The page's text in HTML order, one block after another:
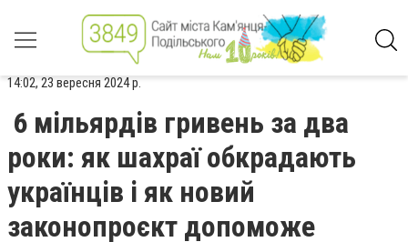
14:02, 23 вересня 2024 р.
6 мільярдів гривень за два
роки: як шахраї обкрадають
українців і як новий
законопроєкт допоможе